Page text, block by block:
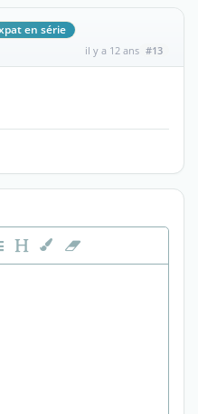
en série
il y a 12 ans #13